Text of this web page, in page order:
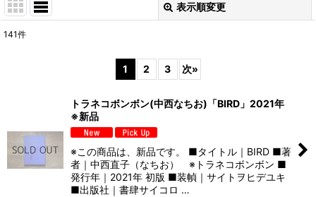
表示順変更
141件
1 2 3 次»
トラネコボンボン(中西なちお)「BIRD」2021年
※新品
※この商品は、新品です。 ■タイトル｜BIRD ■著
者｜中西直子（なちお） ※トラネコボンボン ■
発行年｜2021年 初版 ■装幀｜サイトヲヒデユキ
■出版社｜書肆サイコロ …